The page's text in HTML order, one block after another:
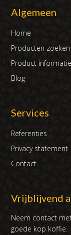
Algemeen
Home
Producten zoeken
Product informatie
Blog
Services
Referenties
Privacy statement
Contact
Vrijblijvend
Neem contact
goede kop koffie.